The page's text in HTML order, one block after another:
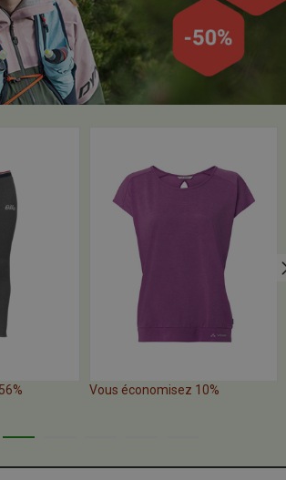
Vous économisez 10%